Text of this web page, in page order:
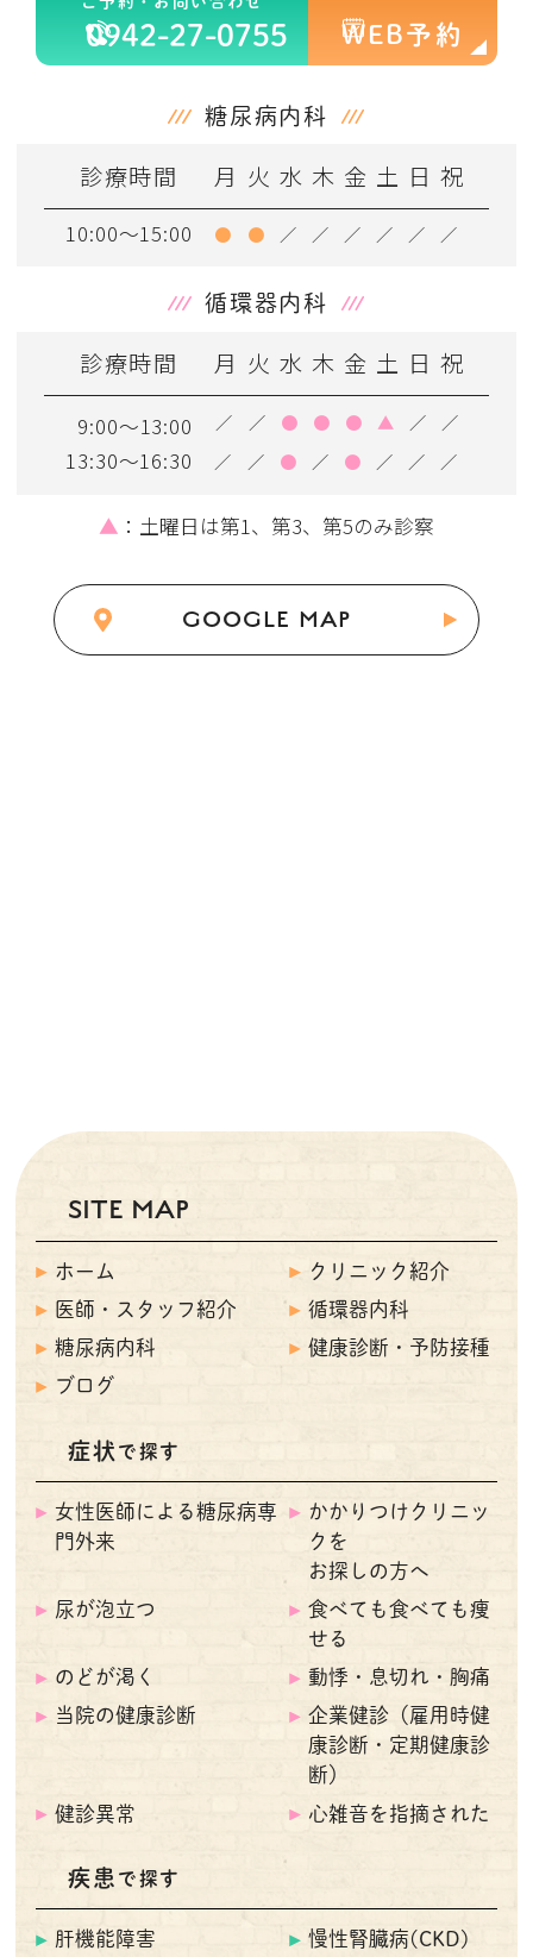
0942-27-0755 WEB予約
糖尿病内科
診療時間 月 火 水 木 金 土 日 祝
10:00～15:00 ● ● ／ ／ ／ ／ ／ ／
循環器内科
診療時間 月 火 水 木 金 土 日 祝
9:00～13:00 ／ ／ ● ● ● ▲ ／ ／
13:30～16:30 ／ ／ ● ／ ● ／ ／ ／
▲ ：土曜日は第1、第3、第5のみ診察
GOOGLE MAP
SITE MAP
ホーム
クリニック紹介
医師・スタッフ紹介
循環器内科
糖尿病内科
健康診断・予防接種
ブログ
症状 で探す
女性医師による糖尿病専
門外来
かかりつけクリニッ
クを
お探しの方へ
尿が泡立つ
食べても食べても痩
せる
のどが渇く
動悸・息切れ・胸痛
当院の健康診断
企業健診（雇用時健
康診断・定期健康診
断）
健診異常
心雑音を指摘された
疾患 で探す
肝機能障害
慢性腎臓病(CKD)